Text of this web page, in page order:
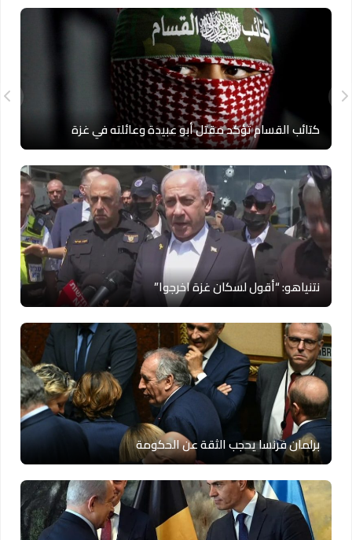
كتائب القسام تؤكد مقتل أبو عبيدة وعائلته في غزة
نتنياهو: “أقول لسكان غزة اخرجوا”
برلمان فرنسا يحجب الثقة عن الحكومة